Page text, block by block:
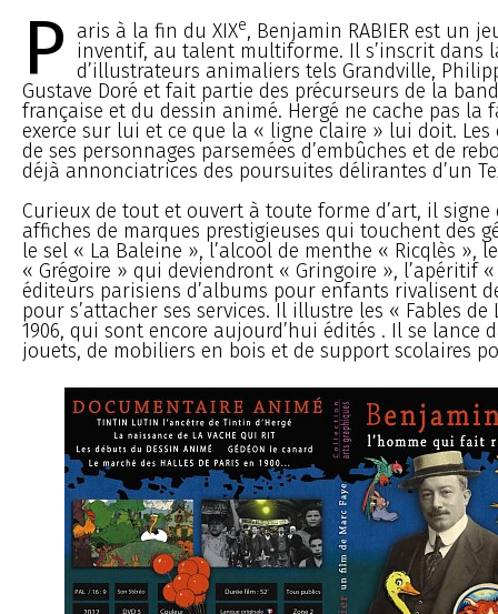
P aris à la fin du XIXe, Benjamin RABIER est un
inventif, au talent multiforme. Il s’inscrit dans
d’illustrateurs animaliers tels Grandville,
Gustave Doré et fait partie des précurseurs de la
française et du dessin animé. Hergé ne cache pas la
exerce sur lui et ce que la « ligne claire » lui doit. Les
de ses personnages parsemées d’embûches et de
déjà annonciatrices des poursuites délirantes d’un
Curieux de tout et ouvert à toute forme d’art, il signe
affiches de marques prestigieuses qui touchent des
le sel « La Baleine », l’alcool de menthe « Ricqlès »,
« Grégoire » qui deviendront « Gringoire », l’apéritif
éditeurs parisiens d’albums pour enfants rivalisent
pour s’attacher ses services. Il illustre les « Fables de
1906, qui sont encore aujourd’hui édités . Il se lance
jouets, de mobiliers en bois et de support scolaires